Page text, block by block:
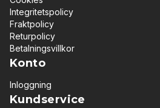
Integritetspolicy
Fraktpolicy
Returpolicy
Betalningsvillkor
Konto
Inloggning
Kundservice